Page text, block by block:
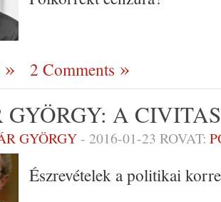
2 Comments
GYÖRGY: A
GYÖRGY- 2016-01-23 ROVAT:
Észrevételek a politikai